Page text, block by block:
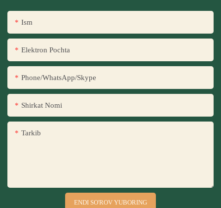
Ism
Elektron Pochta
Phone/WhatsApp/Skype
Shirkat Nomi
Tarkib
ENDI SO'ROV YUBORING